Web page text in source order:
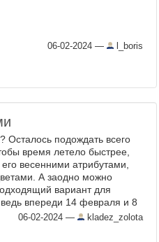
06-02-2024 — l_boris
Осталось подождать всего
время летело быстрее,
весенними атрибутами,
А заодно можно
вариант для
ведь впереди 14 февраля и 8
традиционная часть с
над ...
06-02-2024 — kladez_zolota